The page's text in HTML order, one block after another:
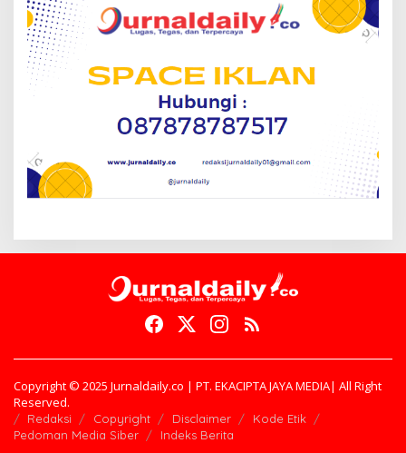
Copyright © 2025 Jurnaldaily.co | PT. EKACIPTA JAYA MEDIA| All Right
Reserved.
Redaksi Copyright Disclaimer
Kode Etik
Pedoman Media Siber
Indeks Berita